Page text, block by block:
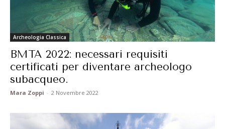
Archeologia Classica
BMTA 2022: necessari requisiti
certificati per diventare archeologo
subacqueo.
Mara Zoppi - 2 Novembre 2022